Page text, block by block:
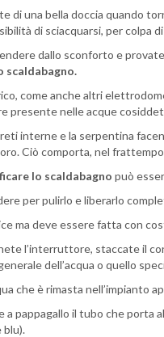
di una bella doccia quando
di sciacquarsi, per colpa
dallo sconforto e
scaldabagno.
come anche altri
presente nelle acque
interne e la serpentina
Ciò comporta, nel
lo scaldabagno può
per pulirlo e liberarlo
ma deve essere fatta con
l’interruttore, staccate il
dell’acqua o quello
che è rimasta nell’impianto
a pappagallo il tubo che porta
blu).